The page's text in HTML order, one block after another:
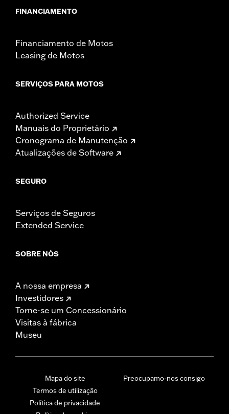
FINANCIAMENTO
Financiamento de Motos
Leasing de Motos
SERVIÇOS PARA MOTOS
Authorized Service
Manuais do Proprietário
Cronograma de Manutenção
Atualizações de Software
SEGURO
Serviços de Seguros
Extended Service
SOBRE NÓS
A nossa empresa
Investidores
Torne-se um Concessionário
Visitas à fábrica
Museu
Mapa do site
Termos de utilização
Política de privacidade
Preocupamo-nos consigo